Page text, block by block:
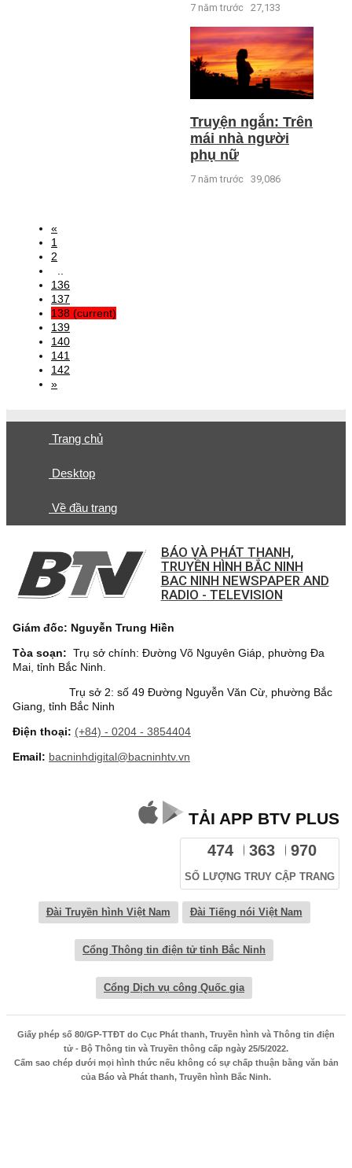
7 năm trước 27,133
Truyện ngắn: Trên
mái nhà người
phụ nữ
7 năm trước 39,086
«
1
2
136
137
138 (current)
139
140
141
142
»
Trang chủ
Desktop
Về đầu trang
BÁO VÀ PHÁT THANH,
TRUYỀN HÌNH BẮC NINH
BAC NINH NEWSPAPER AND
RADIO - TELEVISION
Giám đốc: Nguyễn Trung Hiền
Tòa soạn: Trụ sở chính: Đường Võ Nguyên Giáp, phường Đa
Mai, tỉnh Bắc Ninh.
Trụ sở 2: số 49 Đường Nguyễn Văn Cừ, phường Bắc
Giang, tỉnh Bắc Ninh
Điện thoại: (+84) - 0204 - 3854404
Email: bacninhdigital@bacninhtv.vn
TẢI APP BTV PLUS
474 363 970
SỐ LƯỢNG TRUY CẬP TRANG
Đài Truyền hình Việt Nam Đài Tiếng nói Việt Nam
Cổng Thông tin điện tử tỉnh Bắc Ninh
Cổng Dịch vụ công Quốc gia
Giấy phép số 80/GP-TTĐT do Cục Phát thanh, Truyền hình và Thông tin điện
tử - Bộ Thông tin và Truyền thông cấp ngày 25/5/2022.
Cấm sao chép dưới mọi hình thức nếu không có sự chấp thuận bằng văn bản
của Báo và Phát thanh, Truyền hình Bắc Ninh.